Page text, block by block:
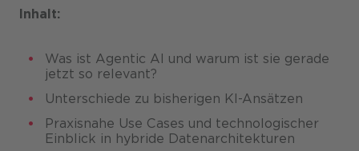
Inhalt:
Was ist Agentic AI und warum ist sie gerade
jetzt so relevant?
Unterschiede zu bisherigen KI-Ansätzen
Praxisnahe Use Cases und technologischer
Einblick in hybride Datenarchitekturen